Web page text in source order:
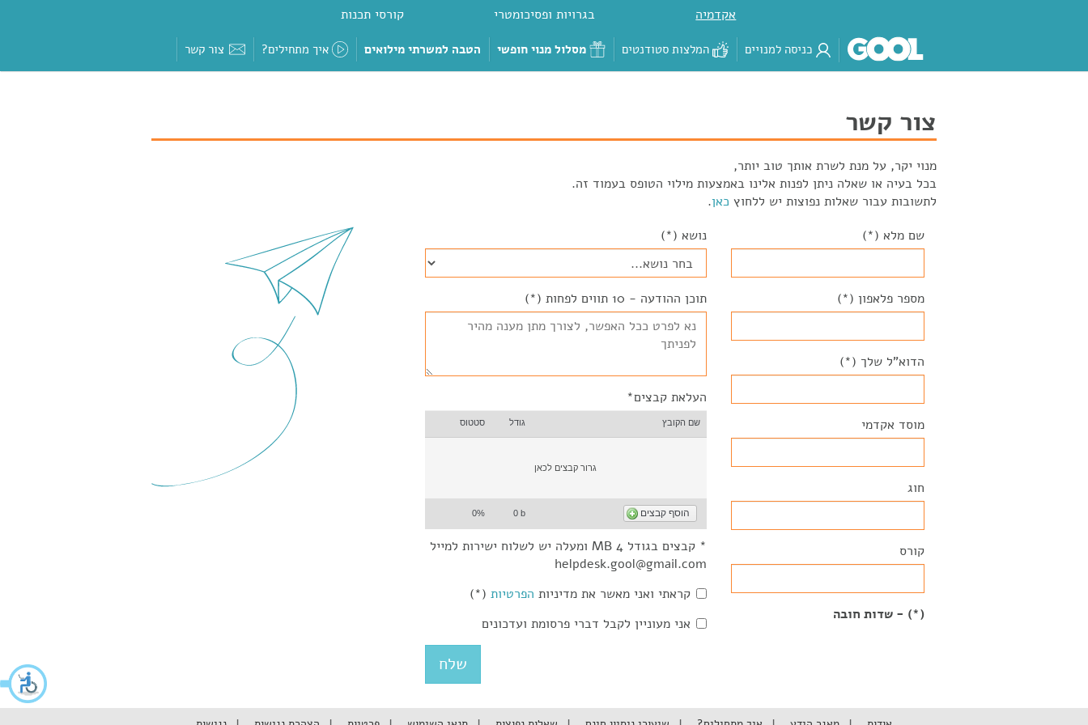
אקדמיה בגרויות ופסיכומטרי קורסי תכנות
כניסה למנויים המלצות סטודנטים מסלול מנוי חופשי הטבה למשרתי מילואים איך מתחילים? צור קשר
צור קשר
מנוי יקר, על מנת לשרת אותך טוב יותר,
בכל בעיה או שאלה ניתן לפנות אלינו באמצעות מילוי הטופס בעמוד זה.
לתשובות עבור שאלות נפוצות יש ללחוץ כאן.
שם מלא (*)
מספר פלאפון (*)
הדוא"ל שלך (*)
מוסד אקדמי
חוג
קורס
(*) - שדות חובה
נושא (*)
תוכן ההודעה - 10 תווים לפחות (*)
העלאת קבצים*
שם הקובץ סטטוס גודל
גרור קבצים לכאן
הוסף קבצים 0% 0 b
* קבצים בגודל 4 MB ומעלה יש לשלוח ישירות למייל
helpdesk.gool@gmail.com
קראתי ואני מאשר את מדיניות הפרטיות (*)
אני מעוניין לקבל דברי פרסומת ועדכונים